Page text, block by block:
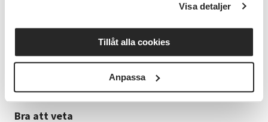
Visa detaljer
Tillåt alla cookies
Anpassa
Kursledaren, Elliot Albinsson, har flera års utbildning
och erfarenhet inom järnsmidesyrket, med fokus på
historiska bruksföremål och traditionella eggverktyg.
Efter avslutad kurs erbjuds möjlighet till fortsättning,
vägledning och rekommendation av studiematerial
för hantverket.
Bra att veta